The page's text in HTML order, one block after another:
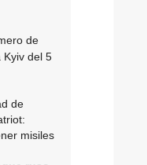
de
Kyiv del 5
de
misiles